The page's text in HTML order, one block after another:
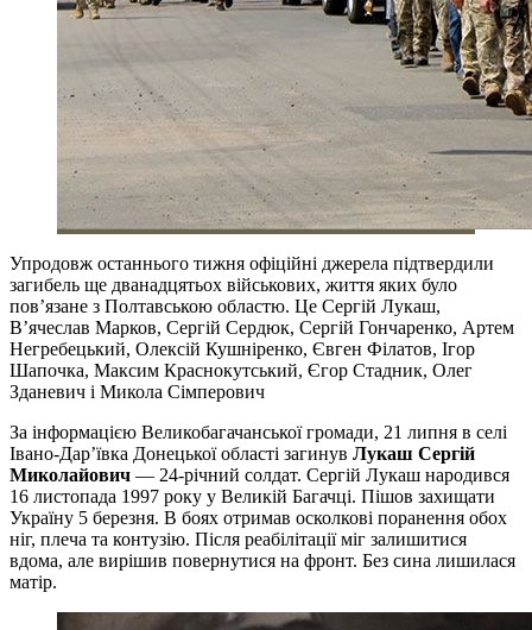
Упродовж останнього тижня офіційні джерела підтвердили
загибель ще дванадцятьох військових, життя яких було
пов’язане з Полтавською областю. Це Сергій Лукаш,
В’ячеслав Марков, Сергій Сердюк, Сергій Гончаренко, Артем
Негребецький, Олексій Кушніренко, Євген Філатов, Ігор
Шапочка, Максим Краснокутський, Єгор Стадник, Олег
Зданевич і Микола Сімперович
За інформацією Великобагачанської громади, 21 липня в селі
Івано-Дар’ївка Донецької області загинув Лукаш Сергій
Миколайович — 24-річний солдат. Сергій Лукаш народився
16 листопада 1997 року у Великій Багачці. Пішов захищати
Україну 5 березня. В боях отримав осколкові поранення обох
ніг, плеча та контузію. Після реабілітації міг залишитися
вдома, але вирішив повернутися на фронт. Без сина лишилася
матір.